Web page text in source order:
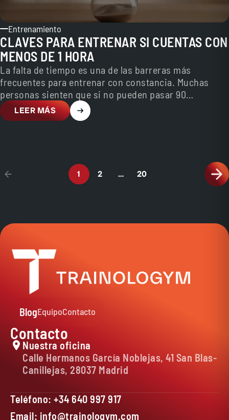
Entrenamiento
CLAVES PARA ENTRENAR SI CUENTAS CON
MENOS DE 1 HORA
La falta de tiempo es una de las barreras más
frecuentes para entrenar con constancia. Muchas
personas sienten que si no pueden pasar 90…
LEER MÁS
1 2 … 20
Contacto
Nuestra oficina
Calle Hermanos García Noblejas, 41 San Blas-
Canillejas, 28037 Madrid
Teléfono: +34 640 997 917
Email: info@trainologym.com
BlogEquipoContacto